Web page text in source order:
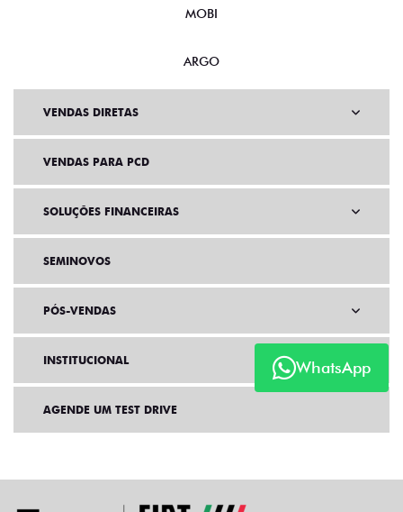
WhatsApp
MOBI
ARGO
VENDAS DIRETAS
VENDAS PARA PCD
SOLUÇÕES FINANCEIRAS
SEMINOVOS
PÓS-VENDAS
INSTITUCIONAL
AGENDE UM TEST DRIVE